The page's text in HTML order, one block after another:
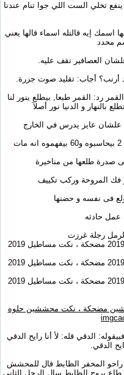
تخلي الست اللي جوا تنام عندنا
إيه قالتله اسماء قالها يعني
محدد
العصافير تقف عليه.
أجاب: تقليد صوت جزرة.
رد: القمر طبعا, بيطلع ينور لنا
بالنهار و الدنيا نور أصلآ
عايز يدرس في الخارج
صدرة طلعها من مناخيرة
المروحة وركب تكييف
فى نفسه و حضنها
حادثه
رجلة غرزت
نكت مساطيل 2019 ، اجمل نكت مساطيل 2019 مضحكة ، نكت مساطيل 2019
نكت مساطيل 2019 ، اجمل نكت مساطيل 2019 مضحكة ، نكت مساطيل 2019
نكت مساطيل 2019 ، اجمل نكت مساطيل 2019 مضحكة ، نكت مساطيل 2019
الدقي قله: لأ أنا رايح الدقي
الدقي.
المخفر الظابط قال للمحشش
يروح الظابط سال الرجل الثاني